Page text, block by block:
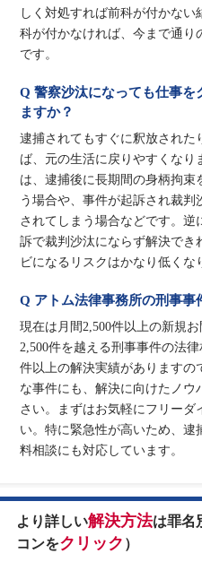
しく対処すれば前科が付かな
科が付かなければ、今まで通
です。
Q 警察沙汰になっても仕事
ますか？
逮捕されてもすぐに釈放された
ば、元の生活に戻りやすくな
は、逮捕後に長期間の身柄拘束
う場合や、事件が起訴され裁
されてしまう場合などです。逆
訴で裁判沙汰にならず解決でき
ビになるリスクはかなり低くな
Q アトム法律事務所の刑事事
現在は月間2,500件以上の新規
2,500件を越える刑事事件の法
件以上の解決実績がありますの
な事件にも、解決に向けたノ
さい。まずはお気軽にフリーダ
い。特に緊急性が高いため、
料相談にも対応しています。
より詳しい解決方法は罪名
コンをクリック ）